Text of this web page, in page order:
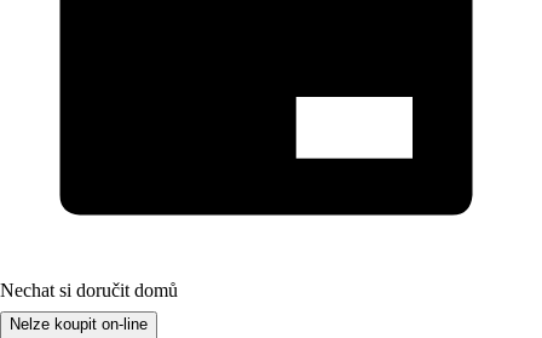
Nechat si doručit domů
Nelze koupit on-line